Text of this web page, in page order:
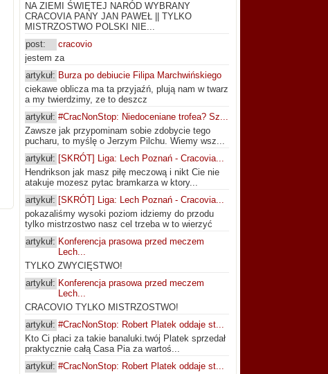
NA ZIEMI ŚWIĘTEJ NARÓD WYBRANY
CRACOVIA PANY JAN PAWEŁ || TYLKO
MISTRZOSTWO POLSKI NIE...
post:
cracovio
jestem za
artykuł: Burza po debiucie Filipa Marchwińskiego
ciekawe oblicza ma ta przyjaźń, plują nam w twarz
a my twierdzimy, ze to deszcz
artykuł: #CracNonStop: Niedoceniane trofea? Sz...
Zawsze jak przypominam sobie zdobycie tego
pucharu, to myślę o Jerzym Pilchu. Wiemy wsz...
artykuł: [SKRÓT] Liga: Lech Poznań - Cracovia...
Hendrikson jak masz piłę meczową i nikt Cie nie
atakuje mozesz pytac bramkarza w ktory...
artykuł: [SKRÓT] Liga: Lech Poznań - Cracovia...
pokazaliśmy wysoki poziom idziemy do przodu
tylko mistrzostwo nasz cel trzeba w to wierzyć
artykuł: Konferencja prasowa przed meczem
Lech...
TYLKO ZWYCIĘSTWO!
artykuł: Konferencja prasowa przed meczem
Lech...
CRACOVIO TYLKO MISTRZOSTWO!
artykuł: #CracNonStop: Robert Platek oddaje st...
Kto Ci płaci za takie banaluki.twój Platek sprzedał
praktycznie całą Casa Pia za wartoś...
artykuł: #CracNonStop: Robert Platek oddaje st...